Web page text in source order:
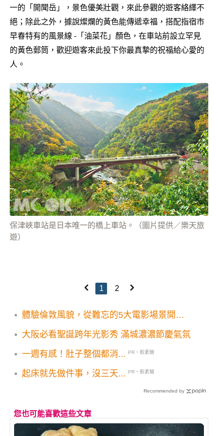
一的「開聞岳」，景色優美壯觀，來此參觀的遊客絡繹不
絕；除此之外，據說燦爛的黃色能傳遞幸福，搭配指宿市
早春特有的風景線 -「油菜花」顏色，在車站前設立罕見
的黃色郵筒，歡迎遊客來此投下你最真摯的祝福給心愛的
人。
保津峽車站是日本唯一的橋上車站。（圖片提供／樂天旅
遊）
1 2
體驗倫敦風貌，從難忘的5大電影場景開
大阪必看聖誕跨年光影秀 滿城濃濃節慶氣氛
一週有感！肚子整個都消...
PR・新素簡
起床就先做件事，沒三天... PR・新素簡
Recommended by
您也可能喜歡這些文章